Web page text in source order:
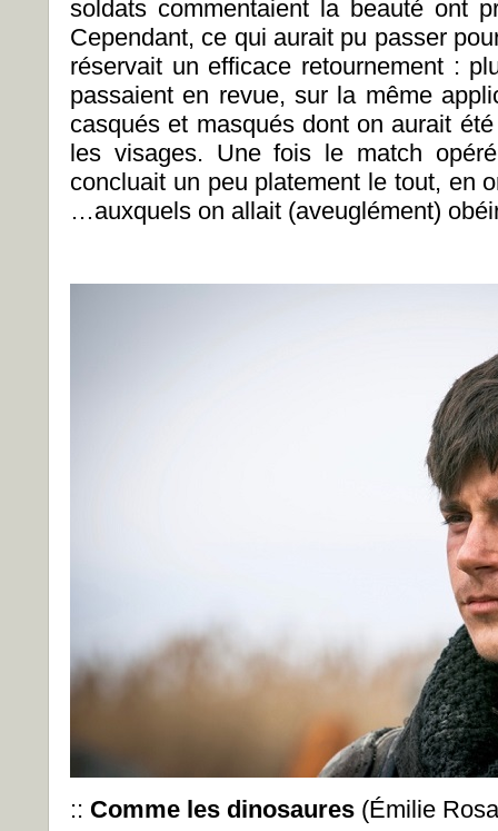
soldats commentaient la beauté ont
Cependant, ce qui aurait pu passer
réservait un efficace retournement :
passaient en revue, sur la même
casqués et masqués dont on aurait
les visages. Une fois le match
concluait un peu platement le tout, en
…auxquels on allait (aveuglément)
:: Comme les dinosaures (Émilie